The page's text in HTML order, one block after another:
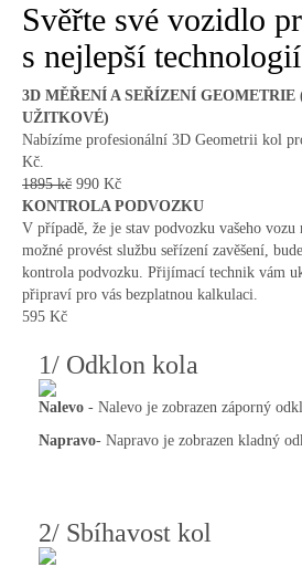
Svěřte své vozidlo
s nejlepší
3D MĚŘENÍ A SEŘÍZENÍ GEOMETRIE
UŽITKOVÉ)
Nabízíme profesionální 3D Geometrii kol
Kč.
1895 kč 990 Kč
KONTROLA PODVOZKU
V případě, že je stav podvozku vašeho
možné provést službu seřízení zavěšení,
kontrola podvozku. Přijímací technik vám
připraví pro vás bezplatnou kalkulaci.
595 Kč
1/ Odklon kola
Nalevo - Nalevo je zobrazen záporný
Napravo- Napravo je zobrazen kladný
2/ Sbíhavost kol